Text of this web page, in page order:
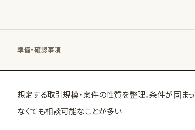
準備・確認事項
想定する取引規模・案件の性質を整理。条件が固ま
なくても相談可能なことが多い